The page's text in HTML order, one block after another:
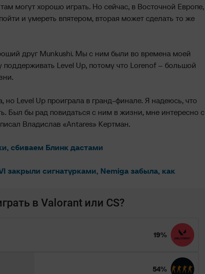
могут хорошо играть. Но сейчас, в Восточной Европе,
и умереть впятером, вторая может сделать то же
друг Munkushi. Мы с ним были во времена моей
Level Up, потому что Lorenof – большой
Level Up проиграла в гранд-финале. Я надеюсь, что
Был бы рад повидаться с ним в жизни, мне интересно с
Владислав «Antares» Кертман.
сбиваем Блинк дастами
закрыли сигнатурками, Nemiga забыла, как
в Valorant или CS?
19%
54%